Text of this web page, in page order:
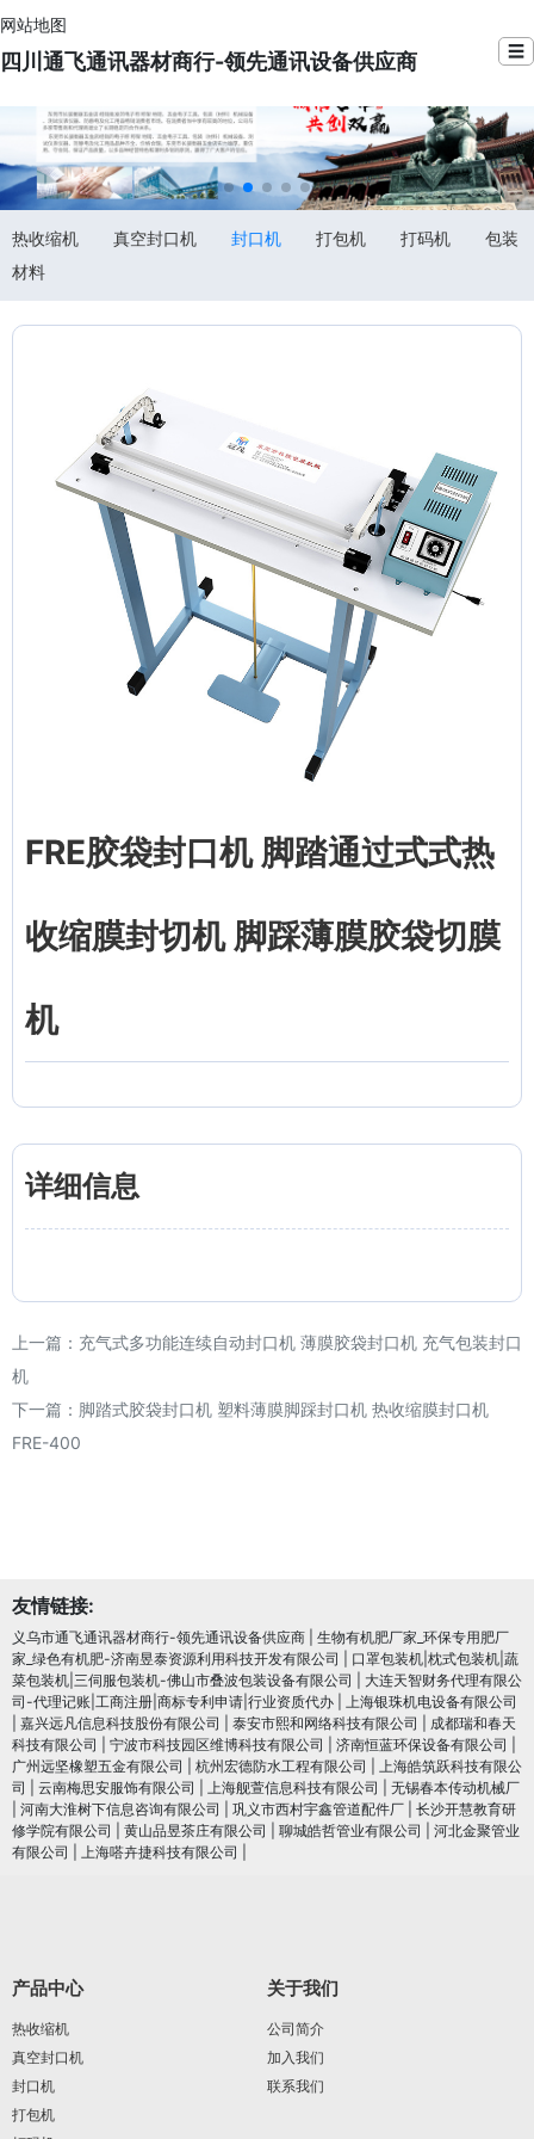
网站地图
四川通飞通讯器材商行-领先通讯设备供应商 ☰
热收缩机 真空封口机 封口机 打包机 打码机
包装
材料
FRE胶袋封口机 脚踏通过式式热
收缩膜封切机 脚踩薄膜胶袋切膜
机
详细信息
上一篇： 充气式多功能连续自动封口机 薄膜胶袋封口机 充气包装封口
机
下一篇： 脚踏式胶袋封口机 塑料薄膜脚踩封口机 热收缩膜封口机
FRE-400
友情链接:
义乌市通飞通讯器材商行-领先通讯设备供应商
生物有机肥厂家_环保专用肥厂
家_绿色有机肥-济南昱泰资源利用科技开发有限公司
口罩包装机|枕式包装机|蔬
菜包装机|三伺服包装机-佛山市叠波包装设备有限公司
大连天智财务代理有限公
司-代理记账|工商注册|商标专利申请|行业资质代办
上海银珠机电设备有限公司
嘉兴远凡信息科技股份有限公司 泰安市熙和网络科技有限公司
成都瑞和春天
科技有限公司
宁波市科技园区维博科技有限公司 济南恒蓝环保设备有限公司
广州远坚橡塑五金有限公司
杭州宏德防水工程有限公司
上海皓筑跃科技有限公
司
云南梅思安服饰有限公司 上海舰萱信息科技有限公司
无锡春本传动机械厂
河南大淮树下信息咨询有限公司 巩义市西村宇鑫管道配件厂
长沙开慧教育研
修学院有限公司
黄山品昱茶庄有限公司 聊城皓哲管业有限公司
河北金聚管业
有限公司
上海嗒卉捷科技有限公司
产品中心
热收缩机
真空封口机
封口机
打包机
关于我们
公司简介
加入我们
联系我们